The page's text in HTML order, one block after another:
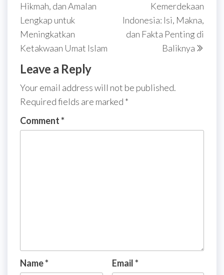
Hikmah, dan Amalan
Lengkap untuk
Meningkatkan
Ketakwaan Umat Islam
Kemerdekaan
Indonesia: Isi, Makna,
dan Fakta Penting di
Baliknya
Leave a Reply
Your email address will not be published.
Required fields are marked *
Comment*
Name* Email*